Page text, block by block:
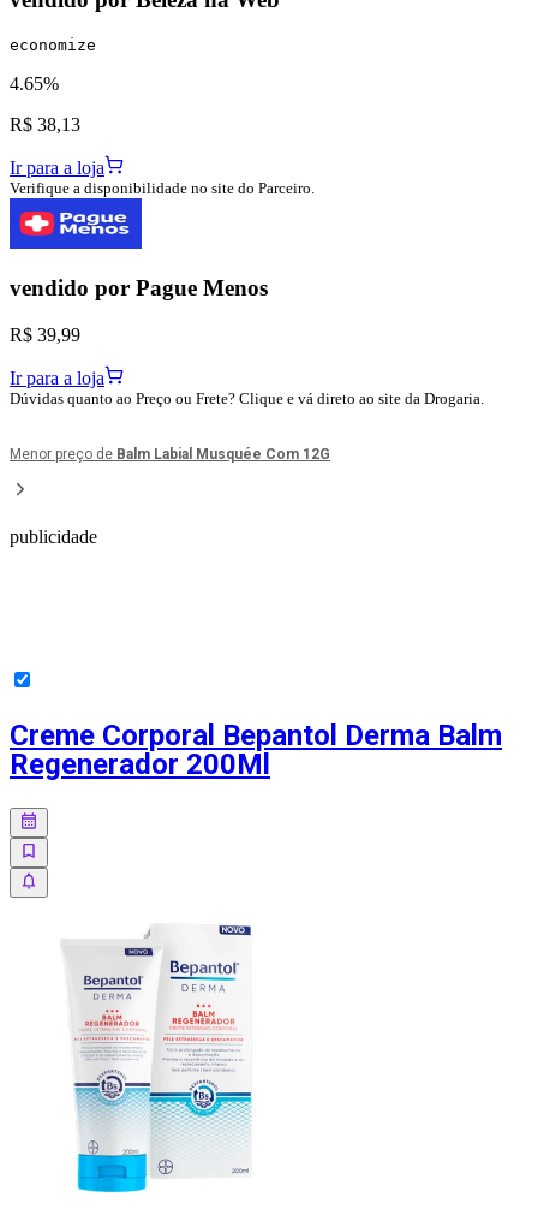
economize
4.65%
R$ 38,13
Ir para a loja
Verifique a disponibilidade no site do Parceiro.
vendido por Pague Menos
R$ 39,99
Ir para a loja
Dúvidas quanto ao Preço ou Frete? Clique e vá direto ao site da Drogaria.
Menor preço de Balm Labial Musquée Com 12G
publicidade
Creme Corporal Bepantol Derma Balm
Regenerador 200Ml